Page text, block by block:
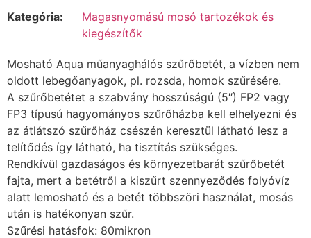
Kategória:
Magasnyomású mosó tartozékok és
kiegészítők
Mosható Aqua műanyaghálós szűrőbetét, a vízben nem
oldott lebegőanyagok, pl. rozsda, homok szűrésére.
A szűrőbetétet a szabvány hosszúságú (5″) FP2 vagy
FP3 típusú hagyományos szűrőházba kell elhelyezni és
az átlátszó szűrőház csészén keresztül látható lesz a
telítődés így látható, ha tisztítás szükséges.
Rendkívül gazdaságos és környezetbarát szűrőbetét
fajta, mert a betétről a kiszűrt szennyeződés folyóvíz
alatt lemosható és a betét többszöri használat, mosás
után is hatékonyan szűr.
Szűrési hatásfok: 80mikron